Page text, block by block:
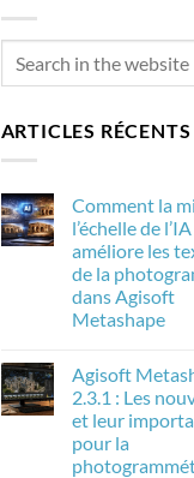
ARTICLES RÉCENTS
Comment la
l’échelle de l’IA
améliore les
de la
dans Agisoft
Metashape
sur
Comment
la
mise
l’échelle
de
Agisoft
2.3.1 : Les
et leur
pour la